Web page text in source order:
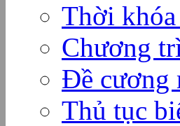
Thời
Chương
Đề cương
Thủ tục